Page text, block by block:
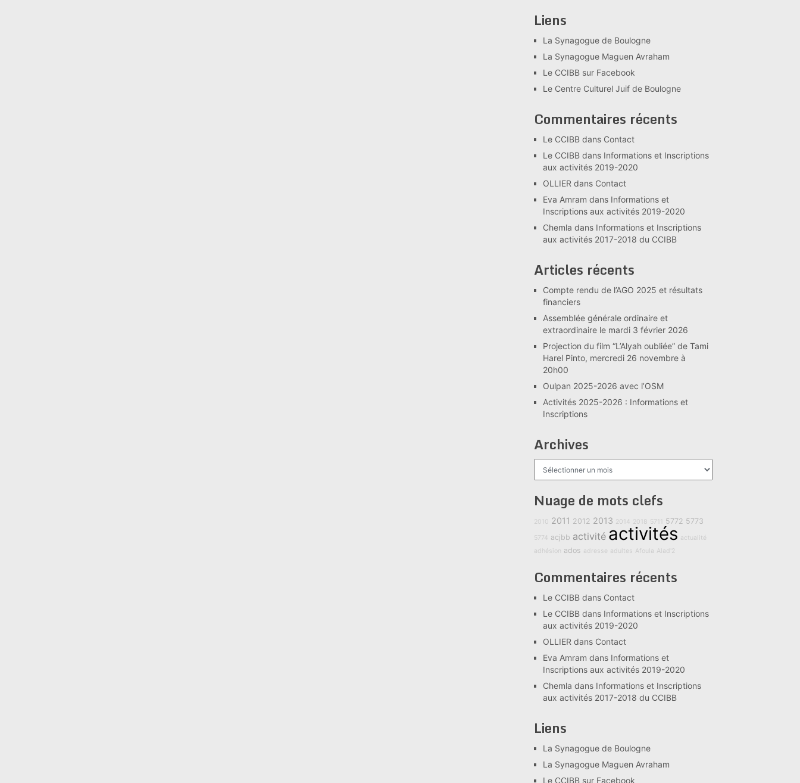
Liens
La Synagogue de Boulogne
La Synagogue Maguen Avraham
Le CCIBB sur Facebook
Le Centre Culturel Juif de Boulogne
Commentaires récents
Le CCIBB dans Contact
Le CCIBB dans Informations et Inscriptions
aux activités 2019-2020
OLLIER dans Contact
Eva Amram dans Informations et
Inscriptions aux activités 2019-2020
Chemla dans Informations et Inscriptions
aux activités 2017-2018 du CCIBB
Articles récents
Compte rendu de l’AGO 2025 et résultats
financiers
Assemblée générale ordinaire et
extraordinaire le mardi 3 février 2026
Projection du film “L’Alyah oubliée” de Tami
Harel Pinto, mercredi 26 novembre à
20h00
Oulpan 2025-2026 avec l’OSM
Activités 2025-2026 : Informations et
Inscriptions
Archives
Nuage de mots clefs
2010 2011 2012 2013 2014 2018 5711 5772 5773
5774 acjbb activité activités actualité
adhésion ados adresse adultes Afoula Alad'2
Commentaires récents
Le CCIBB dans Contact
Le CCIBB dans Informations et Inscriptions
aux activités 2019-2020
OLLIER dans Contact
Eva Amram dans Informations et
Inscriptions aux activités 2019-2020
Chemla dans Informations et Inscriptions
aux activités 2017-2018 du CCIBB
Liens
La Synagogue de Boulogne
La Synagogue Maguen Avraham
Le CCIBB sur Facebook